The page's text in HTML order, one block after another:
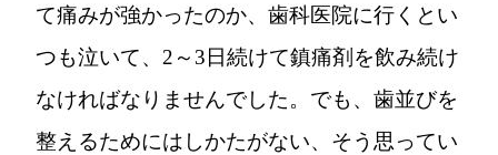
て痛みが強かったのか、歯科医院に行くとい
つも泣いて、2～3日続けて鎮痛剤を飲み続け
なければなりませんでした。でも、歯並びを
整えるためにはしかたがない、そう思ってい